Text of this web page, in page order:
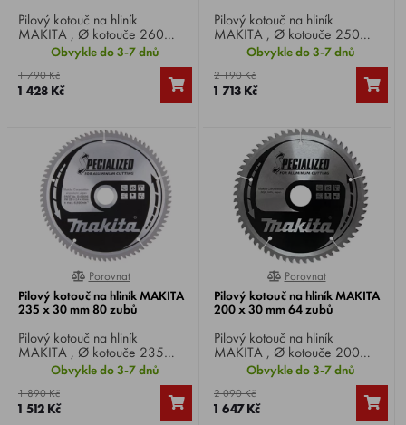
Pilový kotouč na hliník
MAKITA , Ø kotouče 260
mm, Ø vrtání 30 mm, 80 zubů,
tloušťka řezu 2,3 mm, pro
okružní, pokosové a stolní pily.
Obvykle do 3-7 dnů
1 790 Kč
1 428 Kč
Pilový kotouč na hliník
MAKITA , Ø kotouče 250
mm, Ø vrtání 30 mm, 100
zubů, pro okružní, pokosové a
stolní pily.
Obvykle do 3-7 dnů
2 190 Kč
1 713 Kč
0%
Porovnat
Pilový kotouč na hliník MAKITA
235 x 30 mm 80 zubů
Pilový kotouč na hliník
MAKITA , Ø kotouče 235
mm, Ø vrtání 30 mm, 80 zubů,
pro okružní, pokosové a stolní
pily.
Obvykle do 3-7 dnů
1 890 Kč
1 512 Kč
0%
Porovnat
Pilový kotouč na hliník MAKITA
200 x 30 mm 64 zubů
Pilový kotouč na hliník
MAKITA , Ø kotouče 200
mm, Ø vrtání 30 mm, 64 zubů,
pro okružní, pokosové a stolní
pily.
Obvykle do 3-7 dnů
2 090 Kč
1 647 Kč